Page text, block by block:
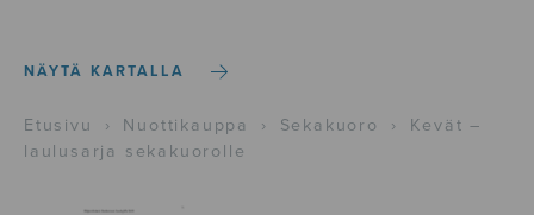
NÄYTÄ KARTALLA
Etusivu › Nuottikauppa › Sekakuoro ›
Kevät –
laulusarja sekakuorolle